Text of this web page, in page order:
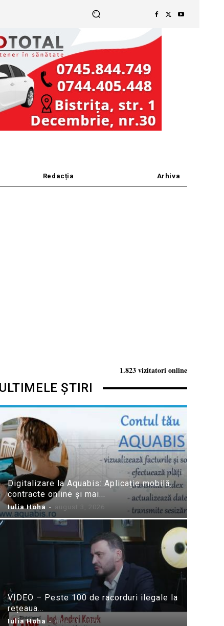
Redacția Arhiva
1.823 vizitatori online
ULTIMELE ȘTIRI
Digitalizare la Aquabis: Aplicație mobilă,
contracte online și mai...
Iulia Hoha - august 3, 2026
VIDEO – Peste 100 de racorduri ilegale la
rețeaua...
Iulia Hoha - iulie 31, 2026